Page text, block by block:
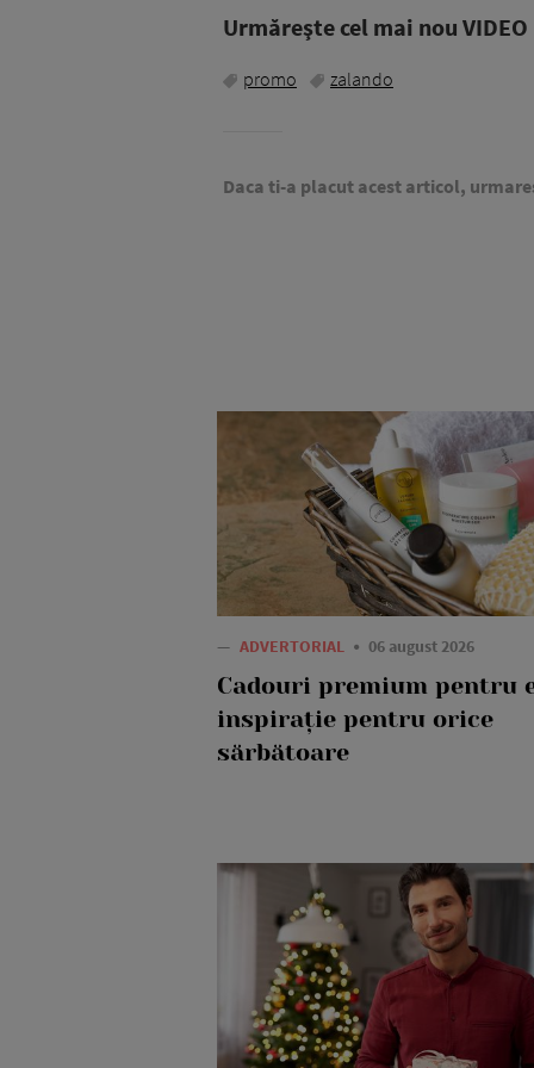
Urmăreşte cel mai nou
promo zalando
Daca ti-a placut acest articol,
— ADVERTORIAL 06 august 2026
Cadouri premium pentru
inspirație pentru orice
sărbătoare